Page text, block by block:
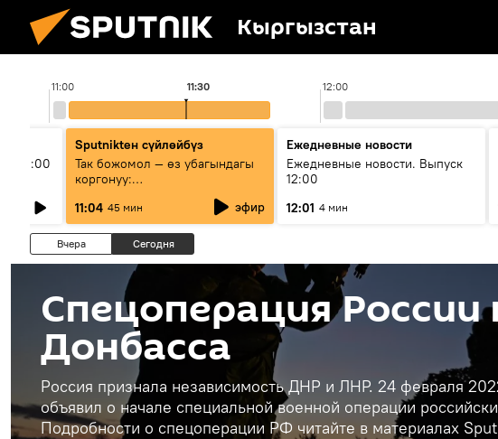
Кыргызстан
11:00 12:00
11:30
11:00
Sputnikteн сүйлөйбүз
Так божомол — өз убагындагы
коргонуу:
гидрометеорологиялык кызмат
кантип өркүндөтүлүүдө
11:04 45 мин эфир
Ежедневные новости
Ежедневные новости. Выпуск
12:00
12:01 4 мин
Вчера Сегодня
Спецоперация России
Донбасса
Россия признала независимость ДНР и ЛНР. 24 февраля
объявил о начале специальной военной операции
Подробности о спецоперации РФ читайте в материалах